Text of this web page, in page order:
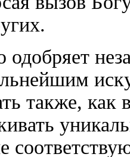
одобряет
также, как